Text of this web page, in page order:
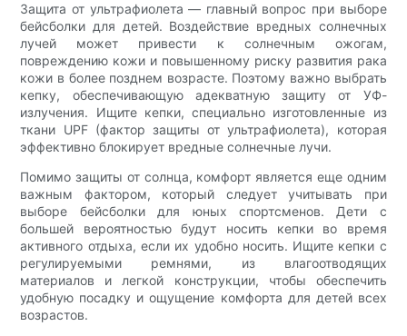
Защита от ультрафиолета — главный вопрос при выборе
бейсболки для детей. Воздействие вредных солнечных
лучей может привести к солнечным ожогам,
повреждению кожи и повышенному риску развития рака
кожи в более позднем возрасте. Поэтому важно выбрать
кепку, обеспечивающую адекватную защиту от УФ-
излучения. Ищите кепки, специально изготовленные из
ткани UPF (фактор защиты от ультрафиолета), которая
эффективно блокирует вредные солнечные лучи.
Помимо защиты от солнца, комфорт является еще одним
важным фактором, который следует учитывать при
выборе бейсболки для юных спортсменов. Дети с
большей вероятностью будут носить кепки во время
активного отдыха, если их удобно носить. Ищите кепки с
регулируемыми ремнями, из влагоотводящих
материалов и легкой конструкции, чтобы обеспечить
удобную посадку и ощущение комфорта для детей всех
возрастов.